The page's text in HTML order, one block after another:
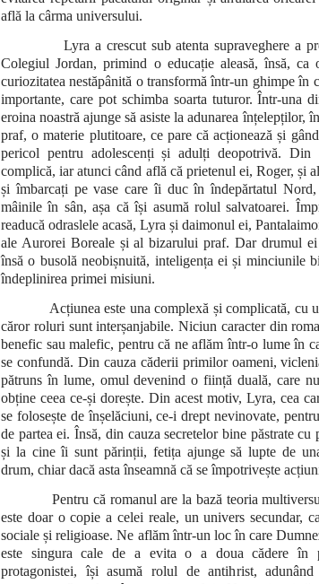
află la cârma universului.
Lyra a crescut sub atenta supraveghere a
Colegiul Jordan, primind o educație aleasă, însă, ca
curiozitatea nestăpânită o transformă într-un ghimpe în
importante, care pot schimba soarta tuturor. Într-una
eroina noastră ajunge să asiste la adunarea înțelepților,
praf, o materie plutitoare, ce pare că acționează și
pericol pentru adolescenți și adulți deopotrivă. Din
complică, iar atunci când află că prietenul ei, Roger, și
și îmbarcați pe vase care îi duc în îndepărtatul
mâinile în sân, așa că își asumă rolul salvatoarei.
readucă odraslele acasă, Lyra și daimonul ei,
ale Aurorei Boreale și al bizarului praf. Dar drumul
însă o busolă neobișnuită, inteligența ei și minciunile
îndeplinirea primei misiuni.
Acțiunea este una complexă și complicată, cu
căror roluri sunt interșanjabile. Niciun caracter din
benefic sau malefic, pentru că ne aflăm într-o lume în
se confundă. Din cauza căderii primilor oameni,
pătruns în lume, omul devenind o ființă duală, care
obține ceea ce-și dorește. Din acest motiv, Lyra, cea
se folosește de înșelăciuni, ce-i drept nevinovate,
de partea ei. Însă, din cauza secretelor bine păstrate
și la cine îi sunt părinții, fetița ajunge să lupte de
drum, chiar dacă asta înseamnă că se împotrivește
Pentru că romanul are la bază teoria
este doar o copie a celei reale, un univers secundar,
sociale și religioase. Ne aflăm într-un loc în care
este singura cale de a evita o a doua cădere în
protagonistei, își asumă rolul de antihrist,